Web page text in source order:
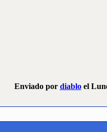
Enviado por diabloel